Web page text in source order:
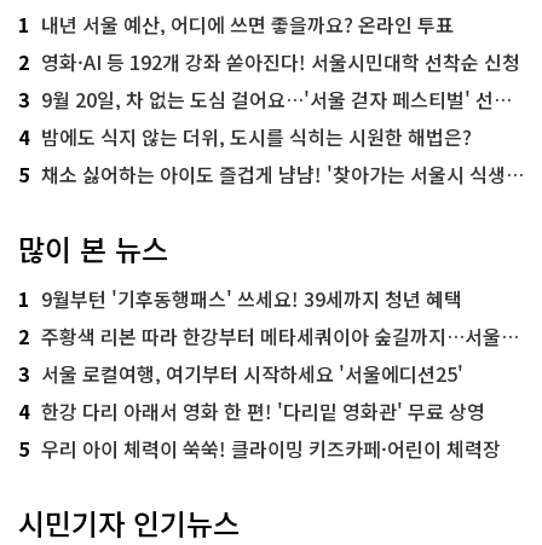
1 내년 서울 예산, 어디에 쓰면 좋을까요? 온라인 투표
2 영화·AI 등 192개 강좌 쏟아진다! 서울시민대학 선착순 신청
3 9월 20일, 차 없는 도심 걸어요…'서울 걷자 페스티벌' 선착순 5천명
4 밤에도 식지 않는 더위, 도시를 식히는 시원한 해법은?
5 채소 싫어하는 아이도 즐겁게 냠냠! '찾아가는 서울시 식생활 교육' 현장
많이 본 뉴스
1 9월부턴 '기후동행패스' 쓰세요! 39세까지 청년 혜택
2 주황색 리본 따라 한강부터 메타세쿼이아 숲길까지…서울둘레길 15코스
3 서울 로컬여행, 여기부터 시작하세요 '서울에디션25'
4 한강 다리 아래서 영화 한 편! '다리밑 영화관' 무료 상영
5 우리 아이 체력이 쑥쑥! 클라이밍 키즈카페·어린이 체력장
시민기자 인기뉴스